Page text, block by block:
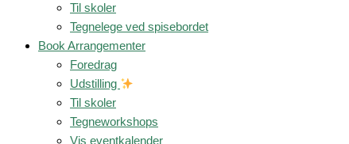
Til skoler
Tegnelege ved spisebordet
Book Arrangementer
Foredrag
Udstilling
Til skoler
Tegneworkshops
Vis eventkalender